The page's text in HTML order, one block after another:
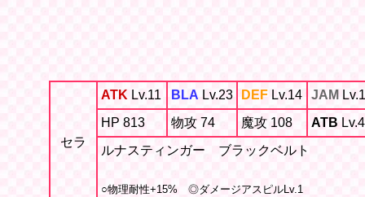
セラ
ATK Lv.11 BLA Lv.23 DEF Lv.14 JAM
HP 813
物攻 74 魔攻 108 ATB Lv.4
ルナスティンガー ブラックベルト
○物理耐性+15% ◎ダメージアスピルLv.1